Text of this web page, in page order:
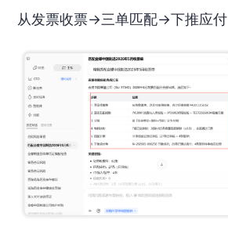
从发票收票→三单匹配→下推应